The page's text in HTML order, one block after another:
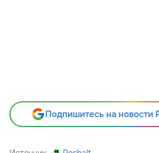
Подпишитесь на новости